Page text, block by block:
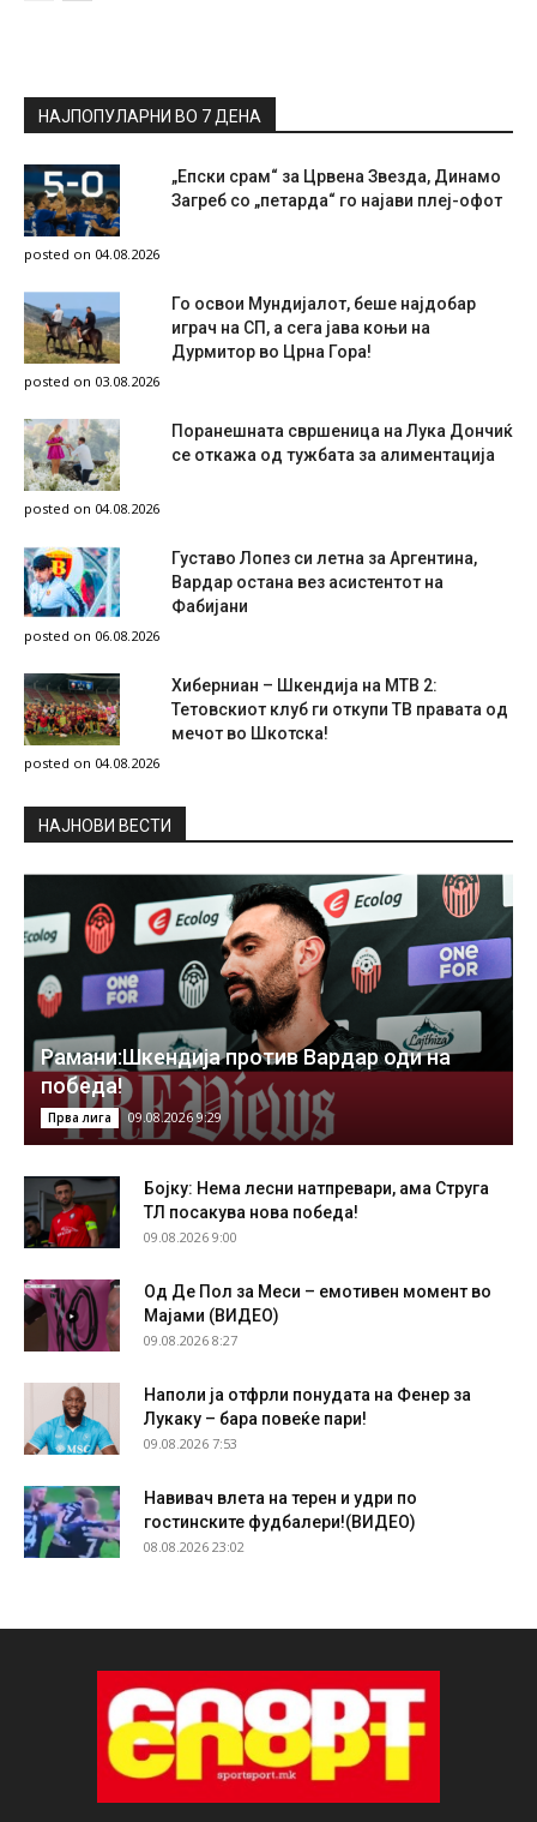
НАЈПОПУЛАРНИ ВО 7 ДЕНА
„Епски срам“ за Црвена Звезда, Динамо
Загреб со „петарда“ го најави плеј-офот
posted on 04.08.2026
Го освои Мундијалот, беше најдобар
играч на СП, а сега јава коњи на
Дурмитор во Црна Гора!
posted on 03.08.2026
Поранешната свршеница на Лука Дончиќ
се откажа од тужбата за алиментација
posted on 04.08.2026
Густаво Лопез си летна за Аргентина,
Вардар остана вез асистентот на
Фабијани
posted on 06.08.2026
Хиберниан – Шкендија на МТВ 2:
Тетовскиот клуб ги откупи ТВ правата од
мечот во Шкотска!
posted on 04.08.2026
НAЈНОВИ ВЕСТИ
Рамани:Шкендија против Вардар оди на
победа!
Прва лига 09.08.2026 9:29
Бојку: Нема лесни натпревари, ама Струга
ТЛ посакува нова победа!
09.08.2026 9:00
Од Де Пол за Меси – емотивен момент во
Мајами (ВИДЕО)
09.08.2026 8:27
Наполи ја отфрли понудата на Фенер за
Лукаку – бара повеќе пари!
09.08.2026 7:53
Навивач влета на терен и удри по
гостинските фудбалери!(ВИДЕО)
08.08.2026 23:02